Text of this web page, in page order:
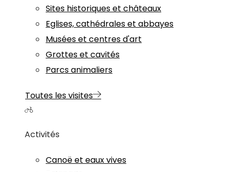
Sites historiques et châteaux
Eglises, cathédrales et abbayes
Musées et centres d'art
Grottes et cavités
Parcs animaliers
Toutes les visites
Activités
Canoë et eaux vives